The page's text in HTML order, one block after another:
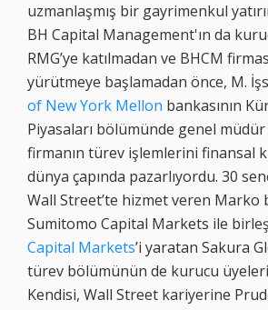
uzmanlaşmış bir gayrimenkul
BH Capital Management'ın da
RMG’ye katılmadan ve BHCM
yürütmeye başlamadan önce, M.
of New York Mellon bankasının
Piyasaları bölümünde genel müdür
firmanın türev işlemlerini finansal
dünya çapında pazarlıyordu. 30
Wall Street’te hizmet veren Marko
Sumitomo Capital Markets ile
Capital Markets’i yaratan Sakura
türev bölümünün de kurucu
Kendisi, Wall Street kariyerine